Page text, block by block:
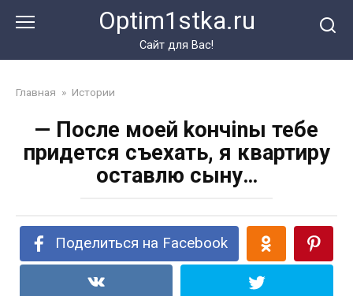
Optim1stka.ru
Сайт для Вас!
Главная » Истории
— После моей kончinы тебе
придется съехать, я квартиру
оставлю сыну…
Поделиться на Facebook